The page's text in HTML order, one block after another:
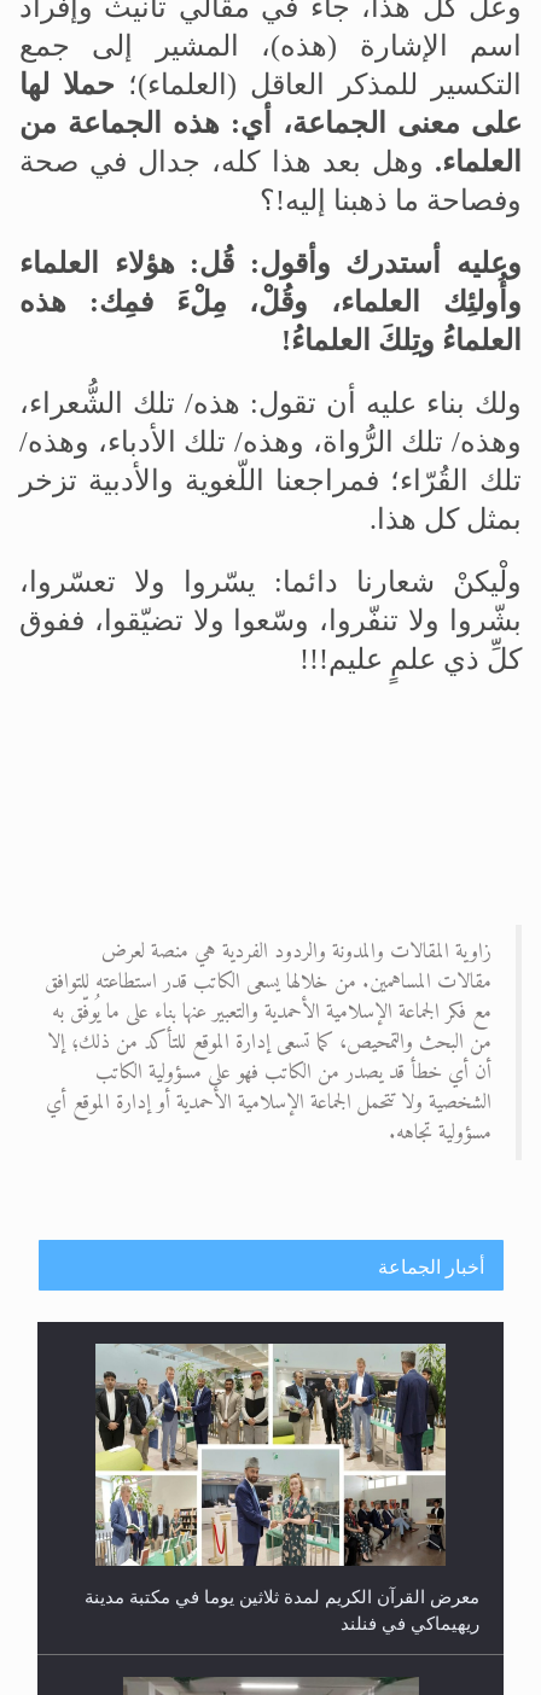
وعل كل هذا، جاء في مقالي تأنيث وإفراد
اسم الإشارة (هذه)، المشير إلى جمع
التكسير للمذكر العاقل (العلماء)؛ حملا لها
على معنى الجماعة، أي: هذه الجماعة من
العلماء. وهل بعد هذا كله، جدال في صحة
وفصاحة ما ذهبنا إليه!؟
وعليه أستدرك وأقول: قُل: هؤلاء العلماء
وأُولئِك العلماء، وقُلْ، مِلْءَ فمِك: هذه
العلماءُ وتِلكَ العلماءُ!
ولك بناء عليه أن تقول: هذه/ تلك الشُّعراء،
وهذه/ تلك الرُّواة، وهذه/ تلك الأدباء، وهذه/
تلك القُرّاء؛ فمراجعنا اللّغوية والأدبية تزخر
بمثل كل هذا.
ولْيكنْ شعارنا دائما: يسّروا ولا تعسّروا،
بشّروا ولا تنفّروا، وسّعوا ولا تضيّقوا، ففوق
كلِّ ذي علمٍ عليم!!!
زاوية المقالات والمدونة والردود الفردية هي منصة لعرض
مقالات المساهمين. من خلالها يسعى الكاتب قدر استطاعته للتوافق
مع فكر الجماعة الإسلامية الأحمدية والتعبير عنها بناء على ما يُوفّق به
من البحث والتمحيص، كما تسعى إدارة الموقع للتأكد من ذلك؛ إلا
أن أي خطأ قد يصدر من الكاتب فهو على مسؤولية الكاتب
الشخصية ولا تتحمل الجماعة الإسلامية الأحمدية أو إدارة الموقع أي
مسؤولية تجاهه.
أخبار الجماعة
معرض القرآن الكريم لمدة ثلاثين يوما في مكتبة مدينة
ريهيماكي في فنلند